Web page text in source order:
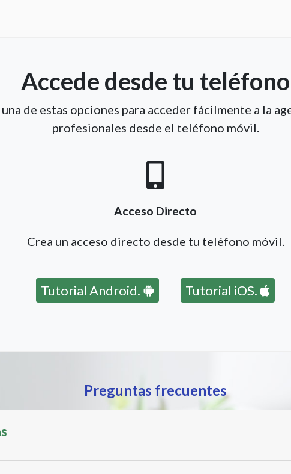
Accede desde tu teléfono
de estas opciones para acceder fácilmente a la
profesionales desde el teléfono móvil.
Acceso Directo
Crea un acceso directo desde tu teléfono móvil.
Tutorial Android. Tutorial iOS.
Preguntas frecuentes